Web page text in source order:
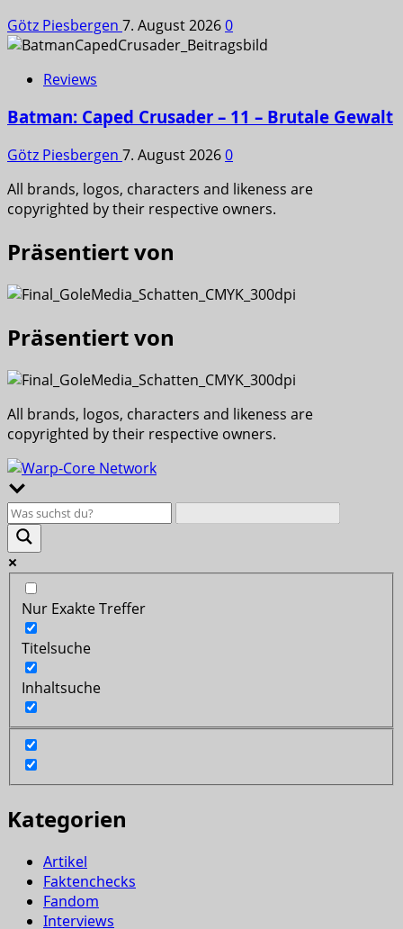
Götz Piesbergen 7. August 20260
Reviews
Batman: Caped Crusader – 11 – Brutale Gewalt
Götz Piesbergen 7. August 20260
All brands, logos, characters and likeness are
copyrighted by their respective owners.
Präsentiert von
Präsentiert von
All brands, logos, characters and likeness are
copyrighted by their respective owners.
Nur Exakte Treffer
Titelsuche
Inhaltsuche
Kategorien
Artikel
Faktenchecks
Fandom
Interviews